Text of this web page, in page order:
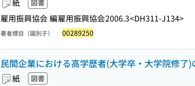
紙 図書
雇用振興協会 編雇用振興協会2006.3<DH311-J134>
著者標目（識別子） 00289250
民間企業における高学歴者(大学卒・大学院修了
紙 図書